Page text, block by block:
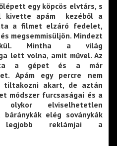
egy köpcös elvtárs, s
kivette apám kezéből a
a filmet elzáró fedelet,
megsemmisüljön. Mindezt
Mintha a világ
lett volna, amit művel. Az
a gépet és a már
Apám egy percre nem
tiltakozni akart, de aztán
módszer furcsaságai és a
olykor elviselhetetlen
elég soványkák
reklámjai a